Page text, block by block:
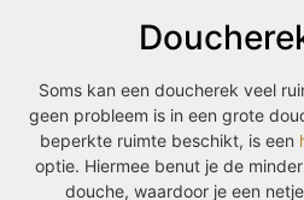
Soms kan een doucherek veel
geen probleem is in een grote
beperkte ruimte beschikt, is een
optie. Hiermee benut je de
douche, waardoor je een